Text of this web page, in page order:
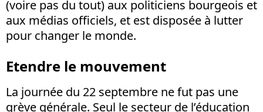
(voire pas du tout) aux politiciens bourgeois et
aux médias officiels, et est disposée à lutter
pour changer le monde.
Etendre le mouvement
La journée du 22 septembre ne fut pas une
grève générale. Seul le secteur de l’éducation